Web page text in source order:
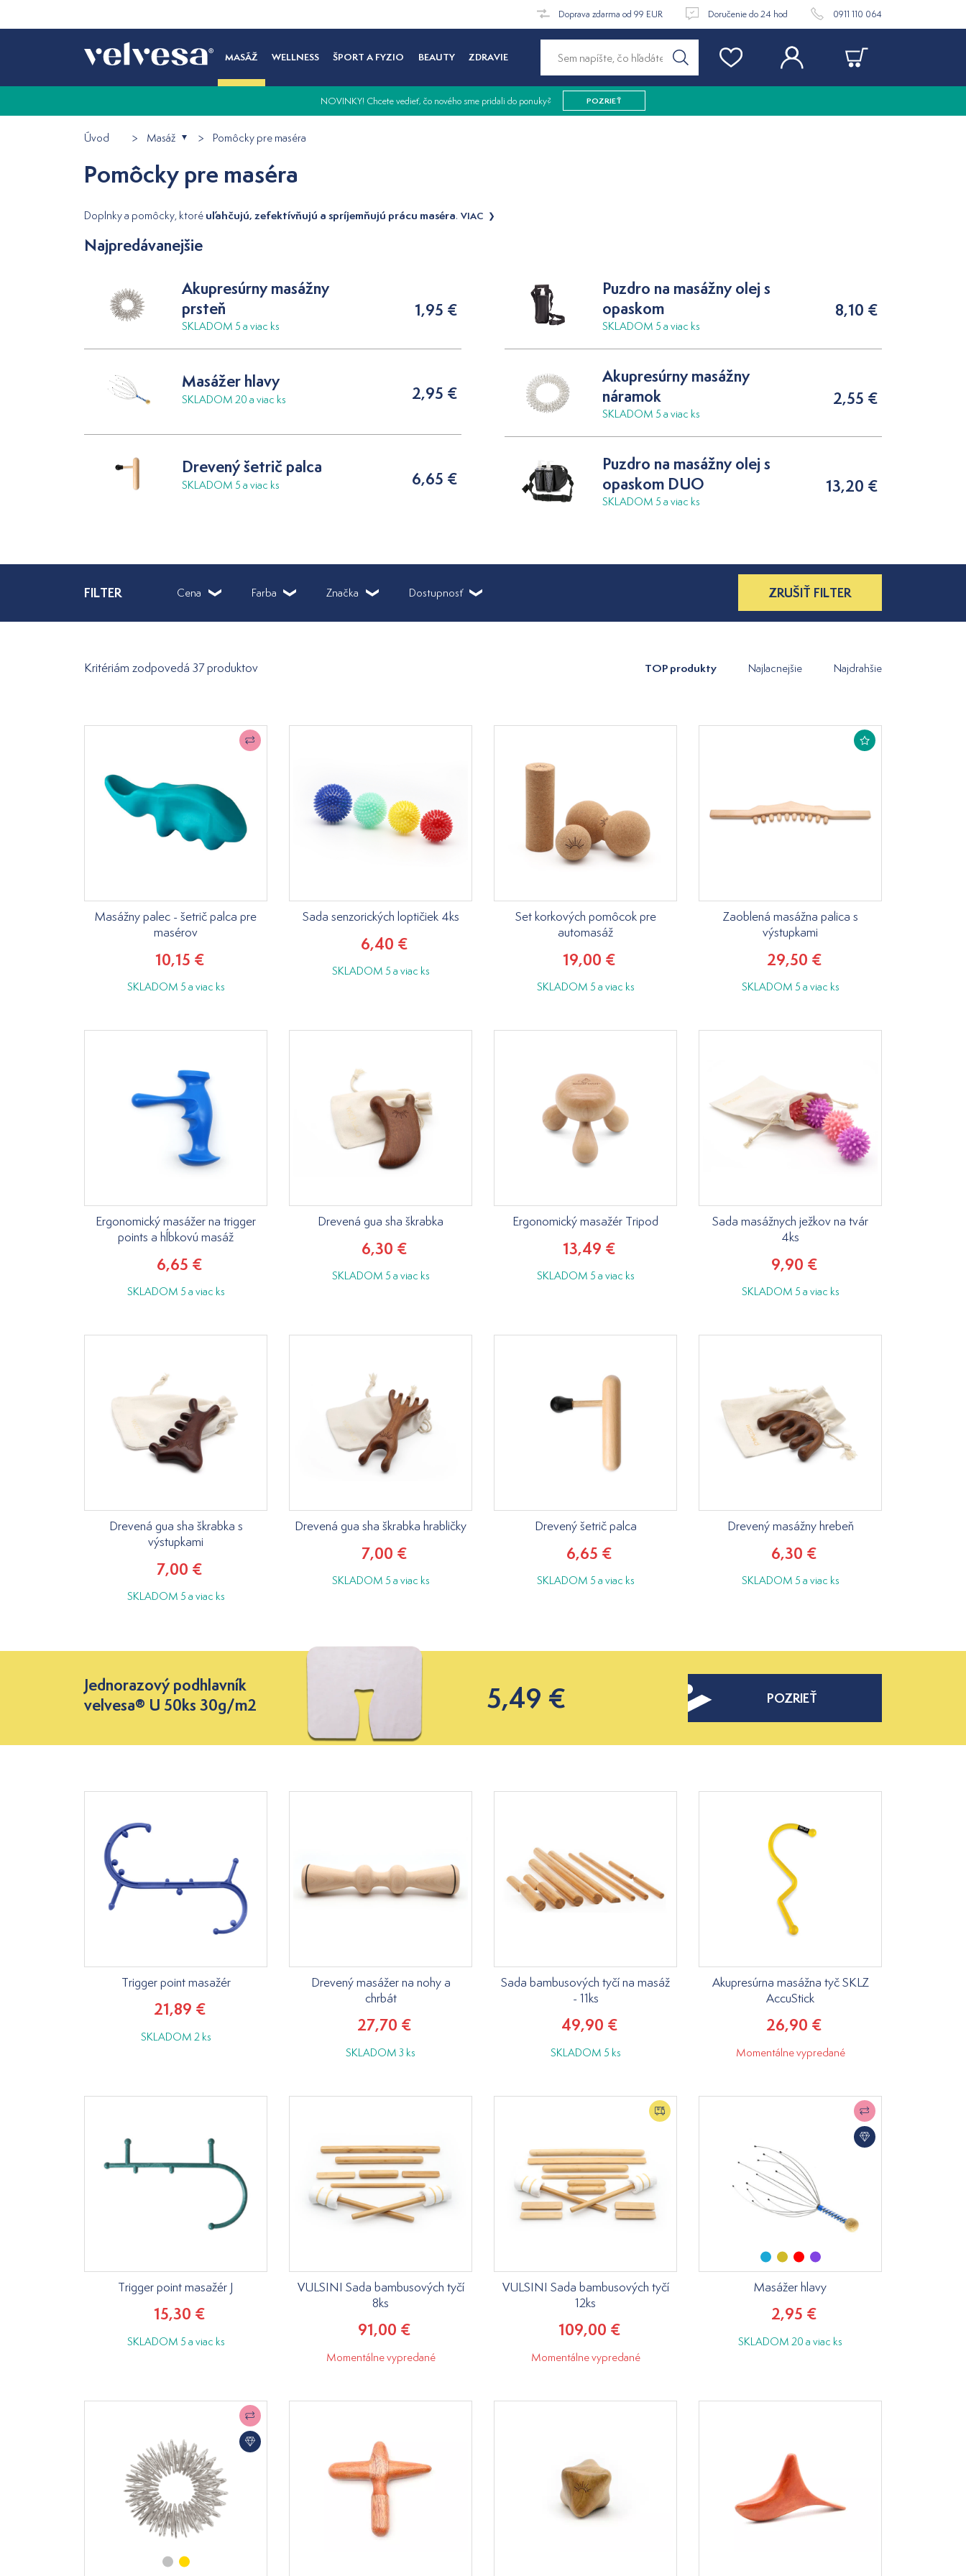
Doprava zdarma od 99 EUR Doručenie do 24 hod 0911 110 064
MASÁŽ WELLNESS ŠPORT A FYZIO BEAUTY ZDRAVIE
NOVINKY! Chcete vedieť, čo nového sme pridali do ponuky? POZRIEŤ
Úvod Masáž Pomôcky pre maséra
Pomôcky pre maséra
Doplnky a pomôcky, ktoré uľahčujú, zefektívňujú a spríjemňujú prácu maséra. VIAC
Najpredávanejšie
Akupresúrny masážny
prsteň
SKLADOM 5 a viac ks
1,95 €
Masážer hlavy
SKLADOM 20 a viac ks 2,95 €
Drevený šetrič palca
SKLADOM 5 a viac ks 6,65 €
Puzdro na masážny olej s
opaskom
SKLADOM 5 a viac ks
8,10 €
Akupresúrny masážny
náramok
SKLADOM 5 a viac ks
2,55 €
Puzdro na masážny olej s
opaskom DUO
SKLADOM 5 a viac ks
13,20 €
FILTER Cena Farba Značka Dostupnosť ZRUŠIŤ FILTER
Kritériám zodpovedá 37 produktov TOP produkty Najlacnejšie Najdrahšie
Masážny palec - šetrič palca pre
masérov
10,15 €
SKLADOM 5 a viac ks
Sada senzorických loptičiek 4ks
6,40 €
SKLADOM 5 a viac ks
Set korkových pomôcok pre
automasáž
19,00 €
SKLADOM 5 a viac ks
Zaoblená masážna palica s
výstupkami
29,50 €
SKLADOM 5 a viac ks
Ergonomický masážer na trigger
points a hĺbkovú masáž
6,65 €
SKLADOM 5 a viac ks
Drevená gua sha škrabka
6,30 €
SKLADOM 5 a viac ks
Ergonomický masažér Tripod
13,49 €
SKLADOM 5 a viac ks
Sada masážnych ježkov na tvár
4ks
9,90 €
SKLADOM 5 a viac ks
Drevená gua sha škrabka s
výstupkami
7,00 €
SKLADOM 5 a viac ks
Drevená gua sha škrabka hrabličky
7,00 €
SKLADOM 5 a viac ks
Drevený šetrič palca
6,65 €
SKLADOM 5 a viac ks
Drevený masážny hrebeň
6,30 €
SKLADOM 5 a viac ks
Jednorazový podhlavník
velvesa® U 50ks 30g/m2
5,49 € POZRIEŤ
Trigger point masažér
21,89 €
SKLADOM 2 ks
Drevený masážer na nohy a
chrbát
27,70 €
SKLADOM 3 ks
Sada bambusových tyčí na masáž
- 11ks
49,90 €
SKLADOM 5 ks
Akupresúrna masážna tyč SKLZ
AccuStick
26,90 €
Momentálne vypredané
Trigger point masažér J
15,30 €
SKLADOM 5 a viac ks
VULSINI Sada bambusových tyčí
8ks
91,00 €
Momentálne vypredané
VULSINI Sada bambusových tyčí
12ks
109,00 €
Momentálne vypredané
Masážer hlavy
2,95 €
SKLADOM 20 a viac ks